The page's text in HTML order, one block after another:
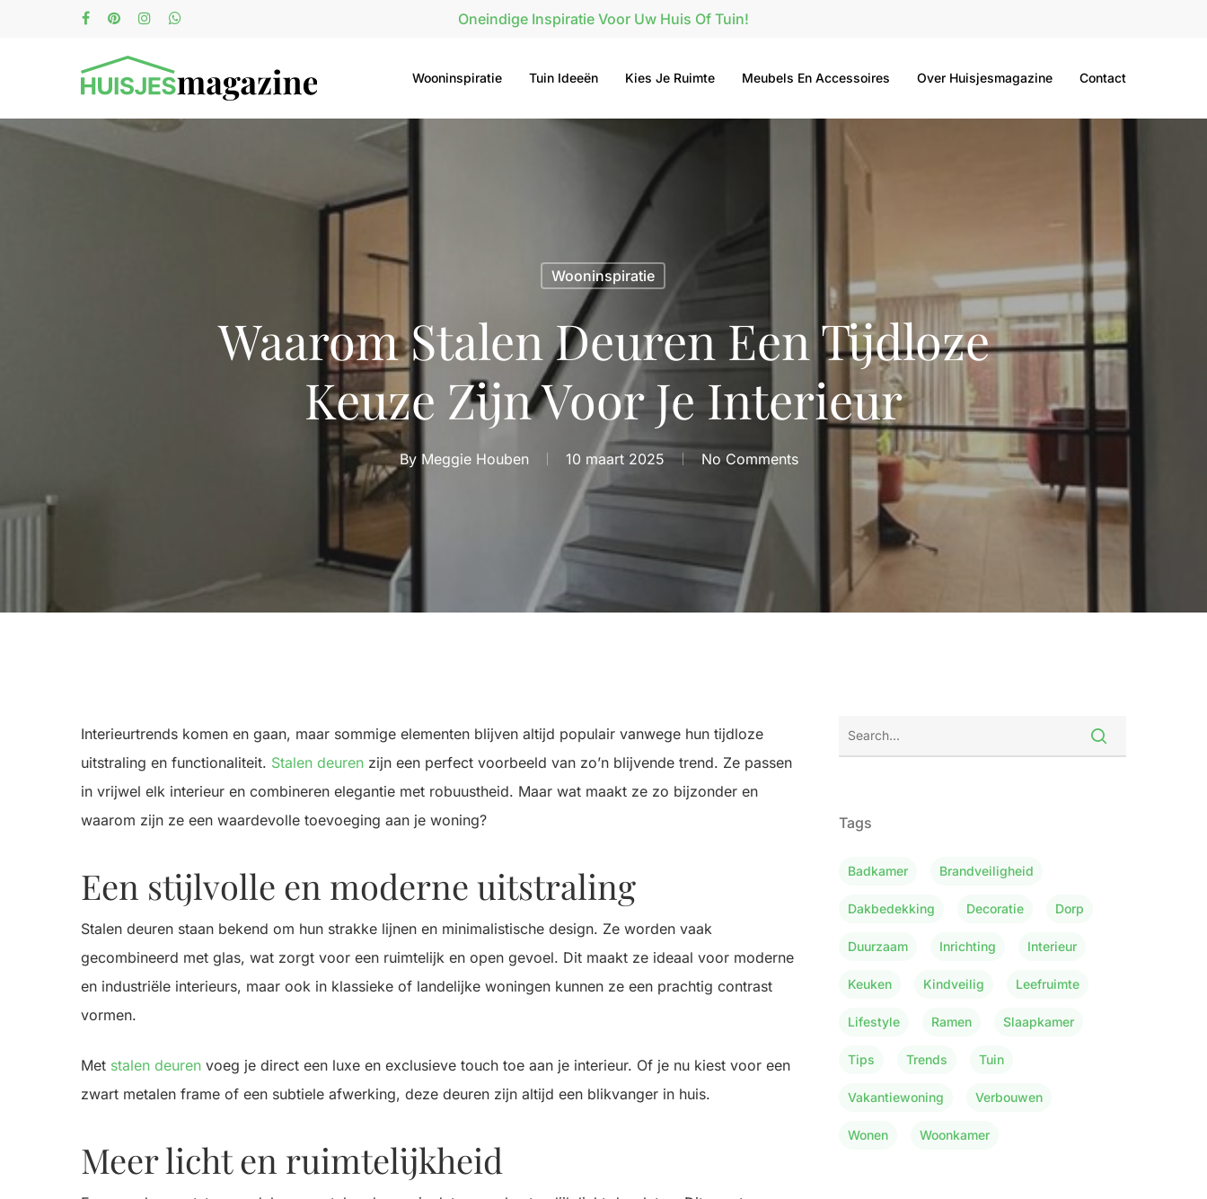
Oneindige Inspiratie Voor Uw Huis Of Tuin!
Wooninspiratie Tuin Ideeën Kies Je Ruimte Meubels En Accessoires Over Huisjesmagazine Contact
Wooninspiratie
Waarom Stalen Deuren Een Tijdloze
Keuze Zijn Voor Je Interieur
By Meggie Houben 10 maart 2025 No Comments
Interieurtrends komen en gaan, maar sommige elementen blijven altijd populair vanwege hun tijdloze
uitstraling en functionaliteit. Stalen deuren zijn een perfect voorbeeld van zo’n blijvende trend. Ze passen
in vrijwel elk interieur en combineren elegantie met robuustheid. Maar wat maakt ze zo bijzonder en
waarom zijn ze een waardevolle toevoeging aan je woning?
Een stijlvolle en moderne uitstraling
Stalen deuren staan bekend om hun strakke lijnen en minimalistische design. Ze worden vaak
gecombineerd met glas, wat zorgt voor een ruimtelijk en open gevoel. Dit maakt ze ideaal voor moderne
en industriële interieurs, maar ook in klassieke of landelijke woningen kunnen ze een prachtig contrast
vormen.
Met stalen deuren voeg je direct een luxe en exclusieve touch toe aan je interieur. Of je nu kiest voor een
zwart metalen frame of een subtiele afwerking, deze deuren zijn altijd een blikvanger in huis.
Meer licht en ruimtelijkheid
Tags
Badkamer Brandveiligheid
Dakbedekking Decoratie Dorp
Duurzaam Inrichting Interieur
Keuken Kindveilig Leefruimte
Lifestyle Ramen Slaapkamer
Tips Trends Tuin
Vakantiewoning Verbouwen
Wonen Woonkamer